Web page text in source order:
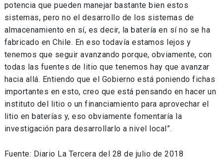
potencia que pueden manejar bastante bien estos
sistemas, pero no el desarrollo de los sistemas de
almacenamiento en sí, es decir, la batería en sí no se ha
fabricado en Chile. En eso todavía estamos lejos y
tenemos que seguir avanzando porque, obviamente, con
todas las fuentes de litio que tenemos hay que avanzar
hacia allá. Entiendo que el Gobierno está poniendo fichas
importantes en esto, creo que está pensando en hacer un
instituto del litio o un financiamiento para aprovechar el
litio en baterías y, eso obviamente fomentaría la
investigación para desarrollarlo a nivel local”.
Fuente: Diario La Tercera del 28 de julio de 2018